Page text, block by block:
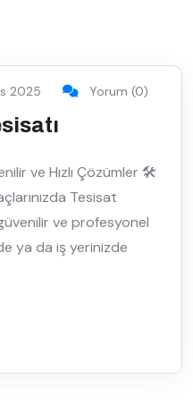
2025 Yorum (0)
ve Hızlı Çözümler 🛠️
Tesisat
ve profesyonel
ya da iş yerinizde